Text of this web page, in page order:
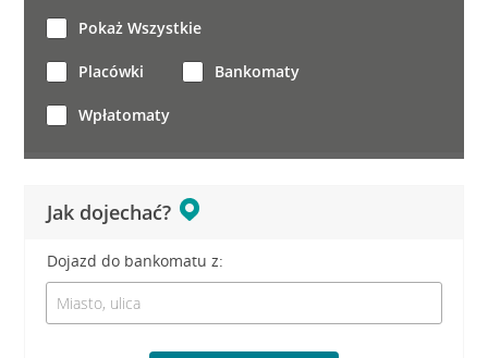
Jak dojechać?
Dojazd do bankomatu z:
Pokaż Wszystkie
Placówki Bankomaty
Wpłatomaty